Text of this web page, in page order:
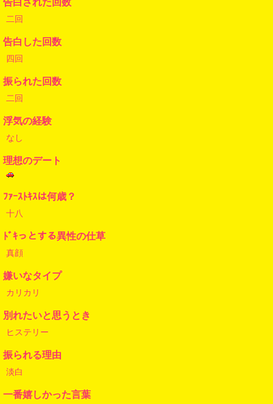
二回
告白した回数
四回
振られた回数
二回
浮気の経験
なし
理想のデート
ﾌｧｰｽﾄｷｽは何歳？
十八
ﾄﾞｷっとする異性の仕草
真顔
嫌いなタイプ
カリカリ
別れたいと思うとき
ヒステリー
振られる理由
淡白
一番嬉しかった言葉